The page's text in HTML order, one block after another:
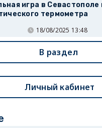
игра в Севастополе
термометра
18/08/2025 13:48
В раздел
Личный кабинет